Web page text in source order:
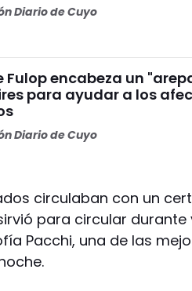
Diario de Cuyo
Fulop encabeza un
para ayudar a los
Diario de Cuyo
circulaban con un
para circular durante
Pacchi, una de las